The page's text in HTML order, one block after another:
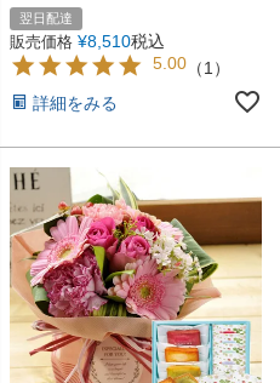
翌日配達
販売価格 ¥8,510税込
5.00 （1）
詳細をみる